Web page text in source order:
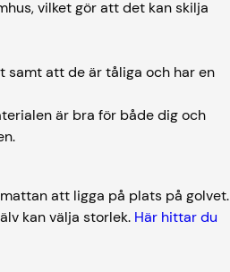
vilket gör att det kan skilja
samt att de är tåliga och har en
är bra för både dig och
att ligga på plats på golvet.
kan välja storlek. Här hittar du